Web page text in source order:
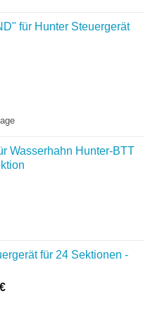
für Hunter Steuergerät
Wasserhahn Hunter-BTT
für 24 Sektionen -
€Aktueller